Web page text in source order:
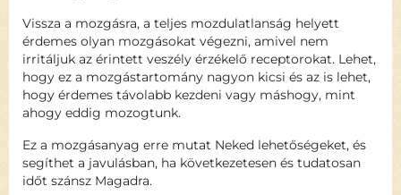
Vissza a mozgásra, a teljes mozdulatlanság helyett
érdemes olyan mozgásokat végezni, amivel nem
irritáljuk az érintett veszély érzékelő receptorokat. Lehet,
hogy ez a mozgástartomány nagyon kicsi és az is lehet,
hogy érdemes távolabb kezdeni vagy máshogy, mint
ahogy eddig mozogtunk.
Ez a mozgásanyag erre mutat Neked lehetőségeket, és
segíthet a javulásban, ha következetesen és tudatosan
időt szánsz Magadra.